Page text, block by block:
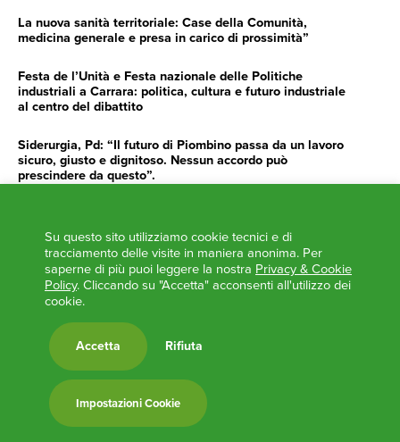
La nuova sanità territoriale: Case della Comunità,
medicina generale e presa in carico di prossimità”
Festa de l’Unità e Festa nazionale delle Politiche
industriali a Carrara: politica, cultura e futuro industriale
al centro del dibattito
Siderurgia, Pd: “Il futuro di Piombino passa da un lavoro
sicuro, giusto e dignitoso. Nessun accordo può
prescindere da questo”.
impegno e determinazione delle istituzioni”
AGENDA
‘ANCORA UNA VOLTA LA TOSCANA TRACCIA LA
L’ITALIA BOCCIATA DALL’UE
Feste Unità in Toscana 2024
Zone Logistiche Semplificate – Un’occasione da cogliere
Europa in Circolo. Venerdì primo incontro del Pd a
Viareggio
Su questo sito utilizziamo cookie tecnici e di
tracciamento delle visite in maniera anonima. Per
saperne di più puoi leggere la nostra Privacy & Cookie
Policy. Cliccando su "Accetta" acconsenti all'utilizzo dei
cookie.
Accetta Rifiuta
Impostazioni Cookie